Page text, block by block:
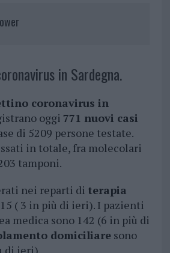
in Sardegna.
coronavirus in
oggi 771 nuovi casi
di 5209 persone testate.
in totale, fra molecolari
tamponi.
nei reparti di terapia
( 3 in più di ieri). I pazienti
medica sono 142 (6 in più di
domiciliaresono